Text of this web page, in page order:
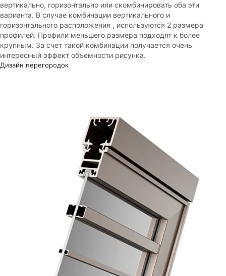
вертикально, горизонтально или скомбинировать оба эти
варианта. В случае комбинации вертикального и
горизонтального расположения , используются 2 размера
профилей. Профили меньшего размера подходят к более
крупным. За счет такой комбинации получается очень
интересный эффект объемности рисунка.
Дизайн перегородок